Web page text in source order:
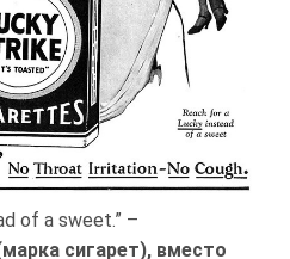
of a sweet.” –
сигарет), вместо